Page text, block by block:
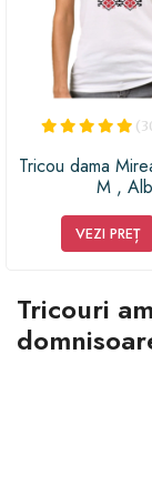
Prin urmare,
de a alege
Tricou dama
M , Alb
VEZI PREȚ
Tricouri